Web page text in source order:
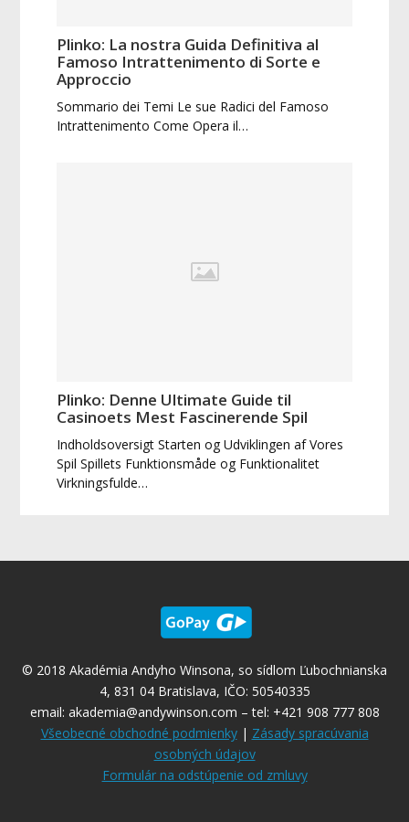
Plinko: La nostra Guida Definitiva al
Famoso Intrattenimento di Sorte e
Approccio
Sommario dei Temi Le sue Radici del Famoso
Intrattenimento Come Opera il…
Plinko: Denne Ultimate Guide til
Casinoets Mest Fascinerende Spil
Indholdsoversigt Starten og Udviklingen af Vores
Spil Spillets Funktionsmåde og Funktionalitet
Virkningsfulde…
© 2018 Akadémia Andyho Winsona, so sídlom Ľubochnianska
4, 831 04 Bratislava, IČO: 50540335
email: akademia@andywinson.com – tel: +421 908 777 808
Všeobecné obchodné podmienky| Zásady spracúvania
osobných údajov
Formulár na odstúpenie od zmluvy